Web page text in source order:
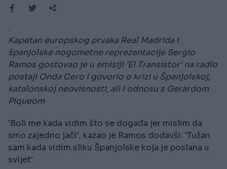
.
Kapetan europskog prvaka Real Madrida i
španjolske nogometne reprezentacije Sergio
Ramos gostovao je u emisiji 'El Transistor' na radio
postaji Onda Cero i govorio o krizi u Španjolskoj,
katalonskoj neovisnosti, ali i odnosu s Gerardom
Piqueom
'Boli me kada vidim što se događa jer mislim da
smo zajedno jači', kazao je Ramos dodavši: 'Tužan
sam kada vidim sliku Španjolske koja je poslana u
svijet'.